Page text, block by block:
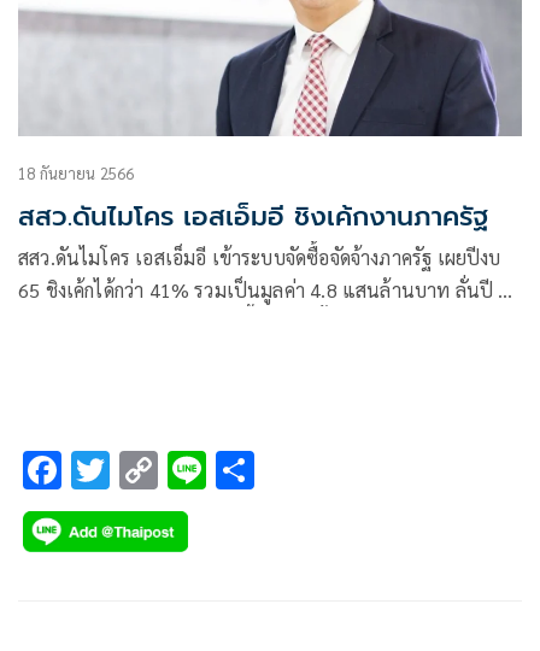
18 กันยายน 2566
สสว.ดันไมโคร เอสเอ็มอี ชิงเค้กงานภาครัฐ
สสว.ดันไมโคร เอสเอ็มอี เข้าระบบจัดซื้อจัดจ้างภาครัฐ เผยปีงบ
65 ชิงเค้กได้กว่า 41% รวมเป็นมูลค่า 4.8 แสนล้านบาท ลั่นปี 66
F
ac
e
T
wi
tt
C
o
p
Li